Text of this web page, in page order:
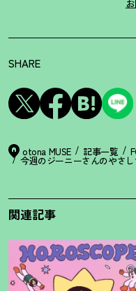
SHARE
otona MUSE 記事一覧
今週のジーニーさんのやさ
関連記事